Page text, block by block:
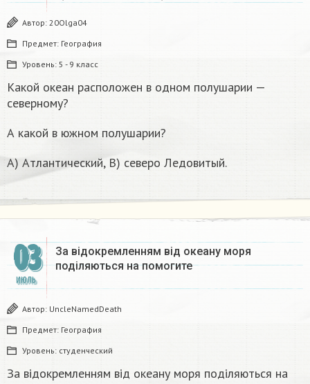
Автор: 20Olga04
Предмет: География
Уровень: 5 - 9 класс
Какой океан расположен в одном полушарии —
северному?
А какой в южном полушарии?
А) Атлантический, В) северо Ледовитый.
03
ИЮЛЬ
За відокремленням від океану моря
поділяються на помогите
Автор: UncleNamedDeath
Предмет: География
Уровень: студенческий
За відокремленням від океану моря поділяються на